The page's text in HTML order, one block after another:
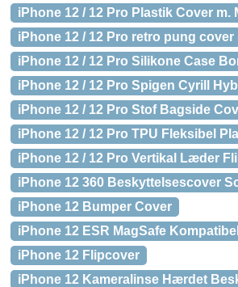
iPhone 12 / 12 Pro Plastik Cover m.
iPhone 12 / 12 Pro retro pung cover
iPhone 12 / 12 Pro Silikone Case
iPhone 12 / 12 Pro Spigen Cyrill
iPhone 12 / 12 Pro Stof Bagside
iPhone 12 / 12 Pro TPU Fleksibel
iPhone 12 / 12 Pro Vertikal Læder
iPhone 12 360 Beskyttelsescover
iPhone 12 Bumper Cover
iPhone 12 ESR MagSafe
iPhone 12 Flipcover
iPhone 12 Kameralinse Hærdet